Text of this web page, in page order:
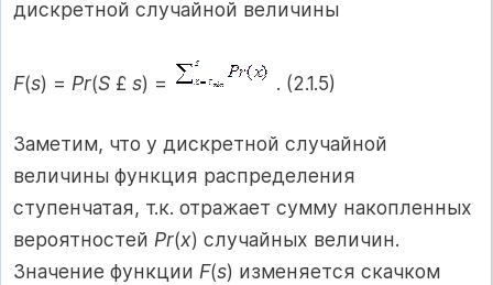
дискретной случайной величины
F(s) = Pr(S £ s) = . (2.1.5)
Заметим, что у дискретной случайной
величины функция распределения
ступенчатая, т.к. отражает сумму накопленных
вероятностей Pr(x) случайных величин.
Значение функции F(s) изменяется скачком